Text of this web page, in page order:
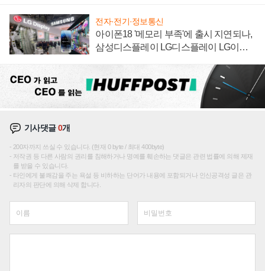
전자·전기·정보통신
아이폰18 '메모리 부족'에 출시 지연되나,
삼성디스플레이 LG디스플레이 LG이노
기사댓글0개
200자까지 쓰실 수 있습니다. (현재 0 byte / 최대 400byte)
저작권 등 다른 사람의 권리를 침해하거나 명예를 훼손하는 댓글은 관련 법률에 의해 제재
를 받을 수 있습니다.
타인에게 불쾌감을 주는 욕설 등 비하하는 단어가 내용에 포함되거나 인신공격성 글은 관
리자의 판단에 의해 삭제 합니다.